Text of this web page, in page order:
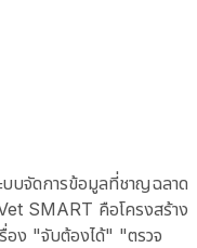
บบจัดการข้อมูลที่ชาญฉลาด
SMART คือโครงสร้าง
อง "จับต้องได้" "ตรวจ